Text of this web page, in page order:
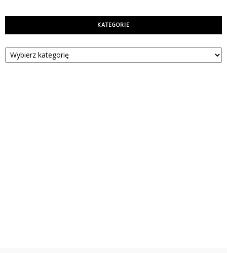
KATEGORIE
Kategorie